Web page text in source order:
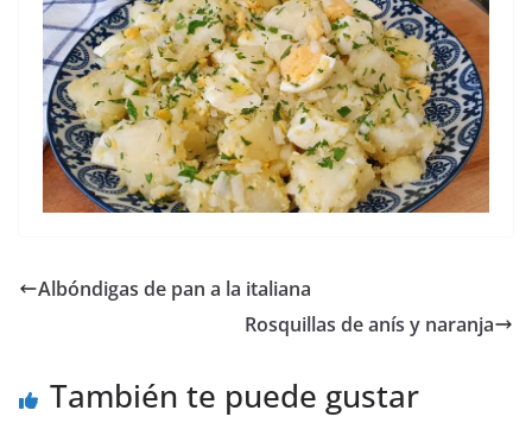
Albóndigas de pan a la italiana
Rosquillas de anís y naranja
También te puede gustar